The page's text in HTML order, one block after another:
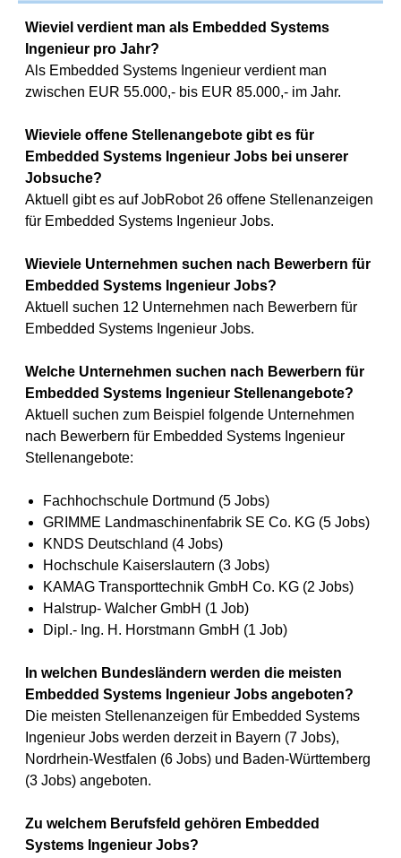
Wieviel verdient man als Embedded Systems
Ingenieur pro Jahr?
Als Embedded Systems Ingenieur verdient man
zwischen EUR 55.000,- bis EUR 85.000,- im Jahr.
Wieviele offene Stellenangebote gibt es für
Embedded Systems Ingenieur Jobs bei unserer
Jobsuche?
Aktuell gibt es auf JobRobot 26 offene Stellenanzeigen
für Embedded Systems Ingenieur Jobs.
Wieviele Unternehmen suchen nach Bewerbern für
Embedded Systems Ingenieur Jobs?
Aktuell suchen 12 Unternehmen nach Bewerbern für
Embedded Systems Ingenieur Jobs.
Welche Unternehmen suchen nach Bewerbern für
Embedded Systems Ingenieur Stellenangebote?
Aktuell suchen zum Beispiel folgende Unternehmen
nach Bewerbern für Embedded Systems Ingenieur
Stellenangebote:
Fachhochschule Dortmund (5 Jobs)
GRIMME Landmaschinenfabrik SE Co. KG (5 Jobs)
KNDS Deutschland (4 Jobs)
Hochschule Kaiserslautern (3 Jobs)
KAMAG Transporttechnik GmbH Co. KG (2 Jobs)
Halstrup- Walcher GmbH (1 Job)
Dipl.- Ing. H. Horstmann GmbH (1 Job)
In welchen Bundesländern werden die meisten
Embedded Systems Ingenieur Jobs angeboten?
Die meisten Stellenanzeigen für Embedded Systems
Ingenieur Jobs werden derzeit in Bayern (7 Jobs),
Nordrhein-Westfalen (6 Jobs) und Baden-Württemberg
(3 Jobs) angeboten.
Zu welchem Berufsfeld gehören Embedded
Systems Ingenieur Jobs?